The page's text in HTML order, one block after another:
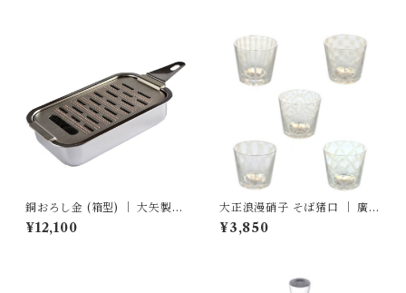
銅おろし金 (箱型) ｜ 大矢製作
所
¥12,100
大正浪漫硝子 そば猪口 ｜ 廣田
硝子
¥3,850